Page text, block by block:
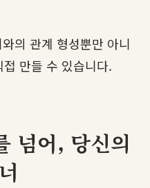
의 관계 형성뿐만 아니
만들 수 있습니다.
넘어, 당신의